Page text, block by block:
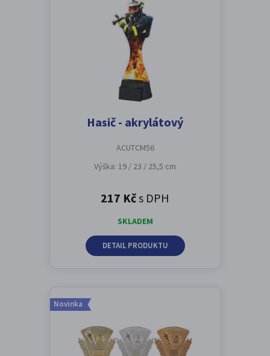
Hasič - akrylátový
ACUTCM56
Výška: 19 / 23 / 25,5 cm
217 Kčs DPH
SKLADEM
DETAIL PRODUKTU
Novinka